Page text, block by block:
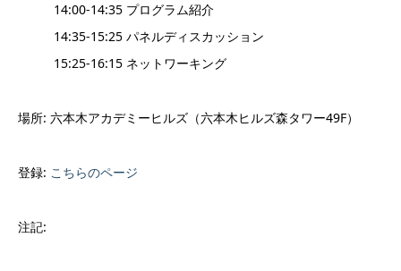
14:00-14:35 プログラム紹介
14:35-15:25 パネルディスカッション
15:25-16:15 ネットワーキング
場所: 六本木アカデミーヒルズ（六本木ヒルズ森タワー49F）
登録: こちらのページ
注記: